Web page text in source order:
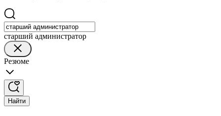
старший администратор
Резюме
Найти